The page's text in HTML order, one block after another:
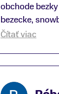
obchode
bezecke,
prekvapenie
Čítať viac